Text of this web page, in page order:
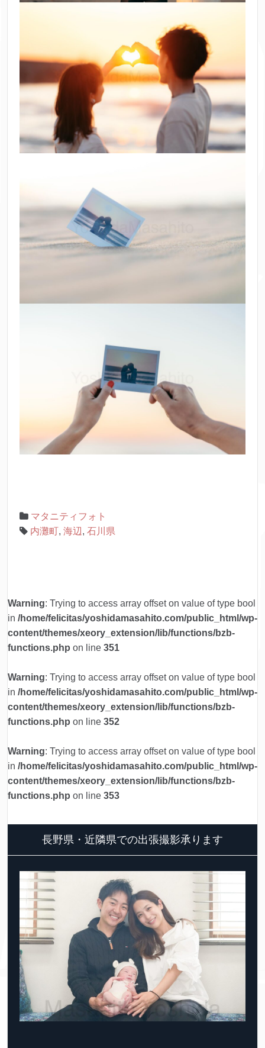
マタニティフォト
内灘町, 海辺 , 石川県
Warning: Trying to access array offset on value of type bool
in /home/felicitas/yoshidamasahito.com/public_html/wp-
content/themes/xeory_extension/lib/functions/bzb-
functions.php on line 351
Warning: Trying to access array offset on value of type bool
in /home/felicitas/yoshidamasahito.com/public_html/wp-
content/themes/xeory_extension/lib/functions/bzb-
functions.php on line 352
Warning: Trying to access array offset on value of type bool
in /home/felicitas/yoshidamasahito.com/public_html/wp-
content/themes/xeory_extension/lib/functions/bzb-
functions.php on line 353
長野県・近隣県での出張撮影承ります